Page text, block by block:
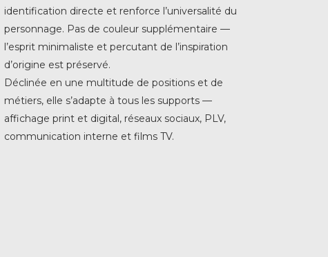
identification directe et renforce l’universalité du
personnage. Pas de couleur supplémentaire —
l’esprit minimaliste et percutant de l’inspiration
d’origine est préservé.
Déclinée en une multitude de positions et de
métiers, elle s’adapte à tous les supports —
affichage print et digital, réseaux sociaux, PLV,
communication interne et films TV.